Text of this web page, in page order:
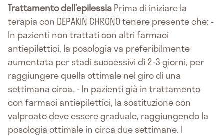
Trattamento dell’epilessiaPrima di iniziare la
terapia con DEPAKIN CHRONO tenere presente che: -
In pazienti non trattati con altri farmaci
antiepilettici, la posologia va preferibilmente
aumentata per stadi successivi di 2-3 giorni, per
raggiungere quella ottimale nel giro di una
settimana circa. - In pazienti già in trattamento
con farmaci antiepilettici, la sostituzione con
valproato deve essere graduale, raggiungendo la
posologia ottimale in circa due settimane. I